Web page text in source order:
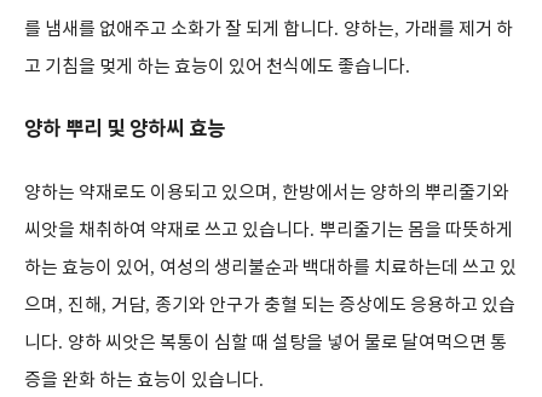
를 냄새를 없애주고 소화가 잘 되게 합니다. 양하는, 가래를 제거 하
고 기침을 멎게 하는 효능이 있어 천식에도 좋습니다.
양하 뿌리 및 양하씨 효능
양하는 약재로도 이용되고 있으며 , 한방에서는 양하의 뿌리줄기와
씨앗을 채취하여 약재로 쓰고 있습니다. 뿌리줄기는 몸을 따뜻하게
하는 효능이 있어 , 여성의 생리불순과 백대하를 치료하는데 쓰고 있
으며 , 진해 , 거담, 종기와 안구가 충혈 되는 증상에도 응용하고 있습
니다. 양하 씨앗은 복통이 심할 때 설탕을 넣어 물로 달여먹으면 통
증을 완화 하는 효능이 있습니다.